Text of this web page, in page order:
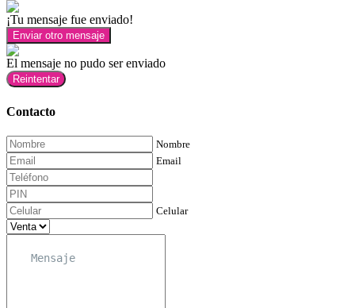
¡Tu mensaje fue enviado!
Enviar otro mensaje
El mensaje no pudo ser enviado
Reintentar
Contacto
Nombre
Email
Celular